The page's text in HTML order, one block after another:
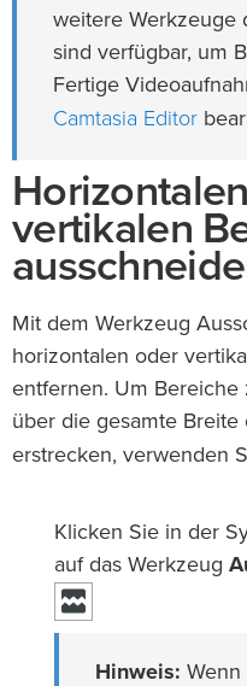
weitere Werkzeuge
sind verfügbar, um
Fertige
Camtasia Editor
vertikalen
Mit dem Werkzeug
horizontalen oder
entfernen. Um
über die gesamte Breite
erstrecken, verwenden
Klicken Sie in der
auf das Werkzeug
Hinweis: Wenn